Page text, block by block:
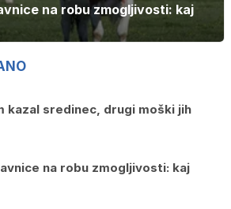
na robu zmogljivosti: kaj
kazal sredinec, drugi moški jih
na robu zmogljivosti: kaj